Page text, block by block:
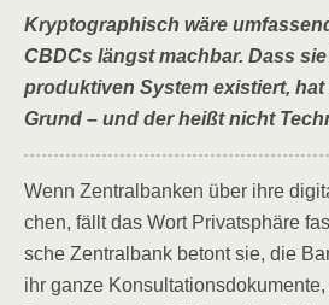
Kryp­to­gra­phisch wäre
CBDCs längst mach­bar. Dass
pro­duk­ti­ven Sys­tem exis­tiert, hat
Grund – und der heißt nicht
Wenn Zen­tral­ban­ken über ihre
chen, fällt das Wort Pri­vat­sphä­re
sche Zen­tral­bank betont sie, die
ihr gan­ze